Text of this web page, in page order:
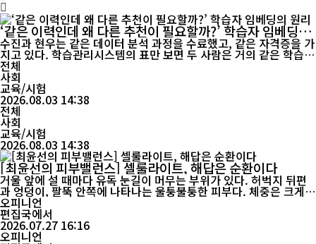
‘같은 이력인데 왜 다른 추천이 필요할까?’ 학습자 임베딩의
원리
수진과 현우는 같은 데이터 분석 과정을 수료했고, 같은 자격증을 가
지고 있다. 학습관리시스템의 표만 보면 두 사람은 거의 같은 학습자
다. 하지만 최근 한 달의 학습 과정을 보면 이야기가 달라진다. 수진
은 통계 문제를 여러 번 다시 풀고 시각화 과제를 찾아보았다. 현우
는 API 실습과 서버 구축 자료를 오래 살폈다. 같은 이력표 뒤에서
두 사람은 서로 다른 방향으로 움직이고 있다. 그렇다면 두 사람에게
동일한 과...
전체
사회
교육/시험
2026.08.03 14:38
전체
사회
교육/시험
2026.08.03 14:38
[최윤선의 피부밸런스] 셀룰라이트, 해답은 순환이다
거울 앞에 설 때마다 유독 눈길이 머무는 부위가 있다. 허벅지 뒤편
과 엉덩이, 팔뚝 안쪽에 나타나는 울퉁불퉁한 피부다. 체중은 크게
늘지 않았는데도 바디라인이 매끈하지 않아 고민하는 사람들이 적지
않다. 대부분은 이를 단순히 지방이 축적된 결과로 생각해 식사량을
줄이고 운동량을 늘리는 데 집중한다. 그러나 셀룰라이트는 체중 감
량만으로 해결되지 않는 경우가 많다. 그 이유는 셀룰라이트가 지방
오피니언
편집국에서
2026.07.27 16:16
오피니언